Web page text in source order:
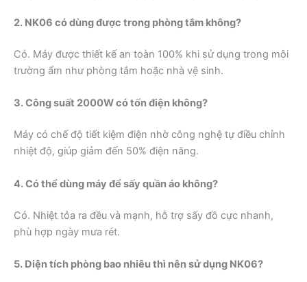
2. NK06 có dùng được trong phòng tắm không?
Có. Máy được thiết kế an toàn 100% khi sử dụng trong môi
trường ẩm như phòng tắm hoặc nhà vệ sinh.
3. Công suất 2000W có tốn điện không?
Máy có chế độ tiết kiệm điện nhờ công nghệ tự điều chỉnh
nhiệt độ, giúp giảm đến 50% điện năng.
4. Có thể dùng máy để sấy quần áo không?
Có. Nhiệt tỏa ra đều và mạnh, hỗ trợ sấy đồ cực nhanh,
phù hợp ngày mưa rét.
5. Diện tích phòng bao nhiêu thì nên sử dụng NK06?